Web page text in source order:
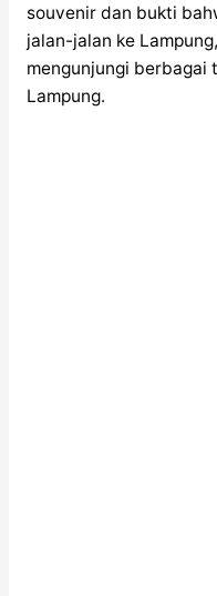
souvenir dan bukti
jalan-jalan ke
mengunjungi berbagai
Lampung.